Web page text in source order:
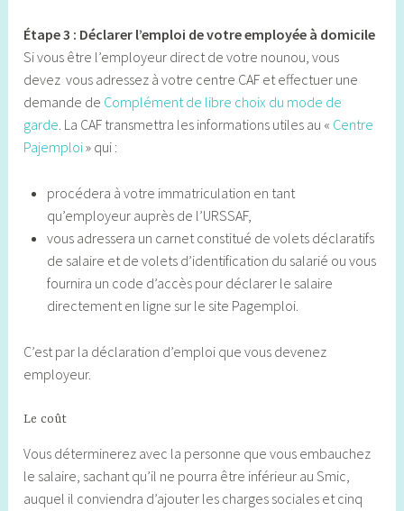
Étape 3 : Déclarer l’emploi de votre employée à domicile
Si vous être l’employeur direct de votre nounou, vous
devez vous adressez à votre centre CAF et effectuer une
demande de Complément de libre choix du mode de
garde. La CAF transmettra les informations utiles au « Centre
Pajemploi» qui :
procédera à votre immatriculation en tant
qu’employeur auprès de l’URSSAF,
vous adressera un carnet constitué de volets déclaratifs
de salaire et de volets d’identification du salarié ou vous
fournira un code d’accès pour déclarer le salaire
directement en ligne sur le site Pagemploi.
C’est par la déclaration d’emploi que vous devenez
employeur.
Le coût
Vous déterminerez avec la personne que vous embauchez
le salaire, sachant qu’il ne pourra être inférieur au Smic,
auquel il conviendra d’ajouter les charges sociales et cinq